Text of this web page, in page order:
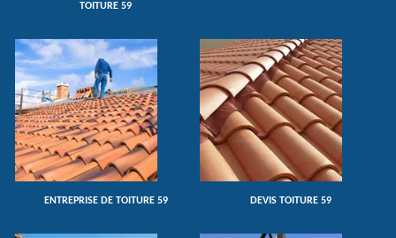
TOITURE 59
ENTREPRISE DE TOITURE 59 DEVIS TOITURE 59